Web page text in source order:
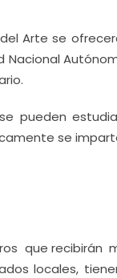
Arte se
Nacional
pueden
se
que recibirán
locales,